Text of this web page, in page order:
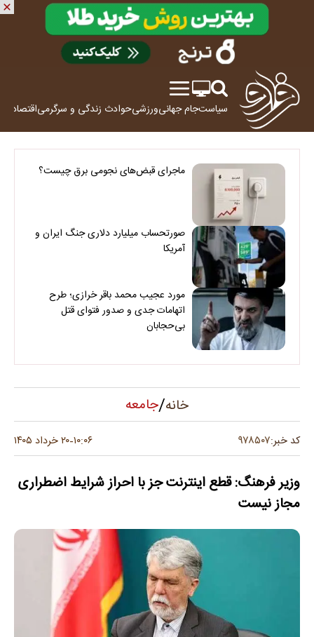
سیاستجام جهانیورزشیحوادث زندگی و سرگرمیاقتصاد
ماجرای قبض‌های نجومی برق چیست؟
صورتحساب میلیارد دلاری جنگ ایران و
آمریکا
مورد عجیب محمد باقر خرازی؛ طرح
اتهامات جدی و صدور فتوای قتل
بی‌حجابان
خانه/جامعه
کد خبر:۹۷۸۵۰۷ ۱۰:۰۶-۲۰ خرداد ۱۴۰۵
وزیر فرهنگ: ‏قطع اینترنت جز با احراز شرایط اضطراری
مجاز نیست